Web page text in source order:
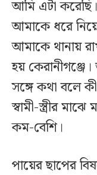
আমি এটা
আমাকে ধরে
আমাকে থানায়
হয়
সঙ্গে কথা বলে
স্বামী-স্ত্রীর
কম-বেশি।
পায়ের ছাপের